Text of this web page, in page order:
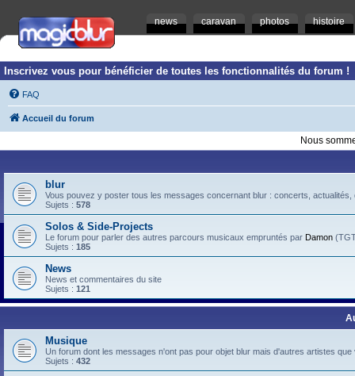
news caravan photos histoire
Inscrivez vous pour bénéficier de toutes les fonctionnalités du forum !
FAQ
Accueil du forum
Nous
blur
Vous pouvez y poster tous les messages concernant blur : concerts,
Sujets : 578
Solos & Side-Projects
Le forum pour parler des autres parcours musicaux empruntés par Damon
Sujets : 185
News
News et commentaires du site
Sujets : 121
Musique
Un forum dont les messages n'ont pas pour objet blur mais d'autres artistes
Sujets : 432